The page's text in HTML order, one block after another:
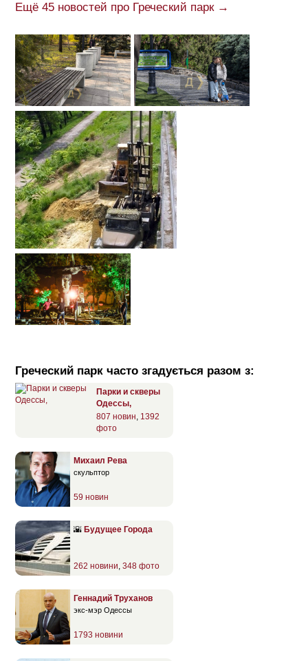
Ещё 45 новостей про Греческий парк →
Греческий парк часто згадується разом з:
Парки и скверы
Одессы,
807 новин, 1392
фото
Михаил Рева
скульптор
59 новин
🌇 Будущее Города
262 новини, 348 фото
Геннадий Труханов
экс-мэр Одессы
1793 новини